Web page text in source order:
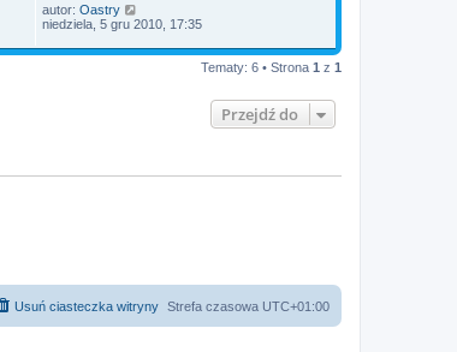
autor: Oastry
niedziela, 5 gru 2010, 17:35
Tematy: 6 • Strona 1 z 1
Przejdź do
Strefa czasowa UTC+01:00
Usuń ciasteczka witryny